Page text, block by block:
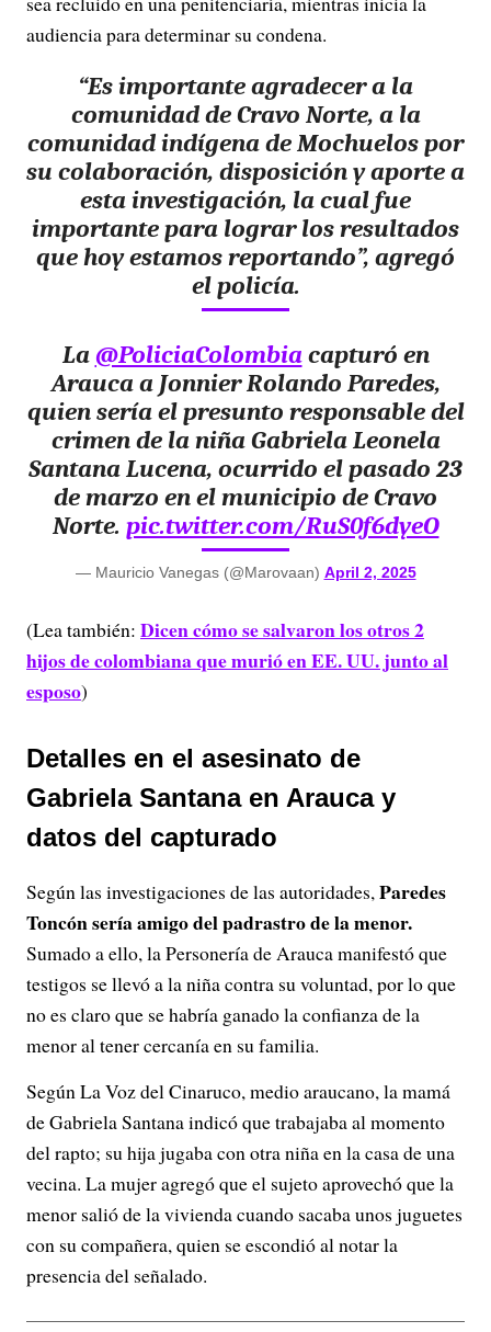
audiencia para determinar su condena.
“Es importante agradecer a la
comunidad de Cravo Norte, a la
comunidad indígena de Mochuelos por
su colaboración, disposición y aporte a
esta investigación, la cual fue
importante para lograr los resultados
que hoy estamos reportando”, agregó
el policía.
La@PoliciaColombiacapturó en
Arauca a Jonnier Rolando Paredes,
quien sería el presunto responsable del
crimen de la niña Gabriela Leonela
Santana Lucena, ocurrido el pasado 23
de marzo en el municipio de Cravo
Norte. pic.twitter.com/RuS0f6dyeO
— Mauricio Vanegas (@Marovaan) April 2, 2025
(Lea también: Dicen cómo se salvaron los otros 2
hijos de colombiana que murió en EE. UU. junto al
esposo)
Detalles en el asesinato de
Gabriela Santana en Arauca y
datos del capturado
Según las investigaciones de las autoridades, Paredes
Toncón sería amigo del padrastro de la menor.
Sumado a ello, la Personería de Arauca manifestó que
testigos se llevó a la niña contra su voluntad, por lo que
no es claro que se habría ganado la confianza de la
menor al tener cercanía en su familia.
Según La Voz del Cinaruco, medio araucano, la mamá
de Gabriela Santana indicó que trabajaba al momento
del rapto; su hija jugaba con otra niña en la casa de una
vecina. La mujer agregó que el sujeto aprovechó que la
menor salió de la vivienda cuando sacaba unos juguetes
con su compañera, quien se escondió al notar la
presencia del señalado.